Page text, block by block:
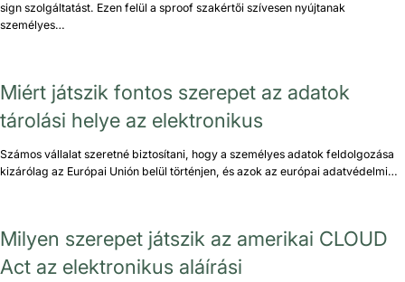
sign szolgáltatást. Ezen felül a sproof szakértői szívesen nyújtanak
személyes…
Miért játszik fontos szerepet az adatok
tárolási helye az elektronikus
Számos vállalat szeretné biztosítani, hogy a személyes adatok feldolgozása
kizárólag az Európai Unión belül történjen, és azok az európai adatvédelmi…
Milyen szerepet játszik az amerikai CLOUD
Act az elektronikus aláírási